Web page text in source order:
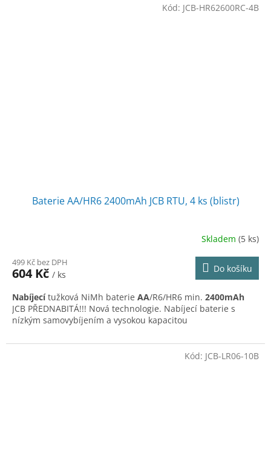
Baterie AA/HR6 2400mAh JCB RTU, 4 ks (blistr)
Skladem (5 ks)
499 Kč bez DPH
604 Kč / ks
Do košíku
Nabíjecítužková NiMh baterie AA/R6/HR6 min. 2400mAh
JCB PŘEDNABITÁ!!! Nová technologie. Nabíjecí baterie s
nízkým samovybíjením a vysokou kapacitou
Kód: JCB-HR62600RC-4B
Kód: JCB-LR06-10B